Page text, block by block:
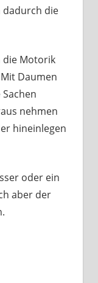
dadurch die
die Motorik
Daumen
nehmen
hineinlegen
oder ein
aber der